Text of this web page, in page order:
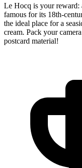
Le Hocq is your reward:
famous for its 18th-
the ideal place for a
cream. Pack your
postcard material!